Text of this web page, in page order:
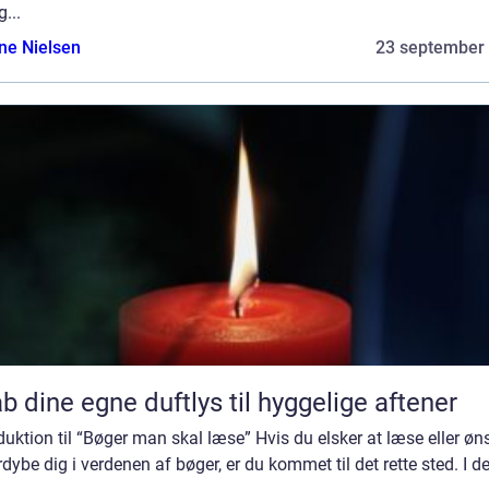
Nielsen
23 september
dine egne duftlys til hyggelige aftener
til “Bøger man skal læse” Hvis du elsker at læse eller
dig i verdenen af bøger, er du kommet til det rette sted. I